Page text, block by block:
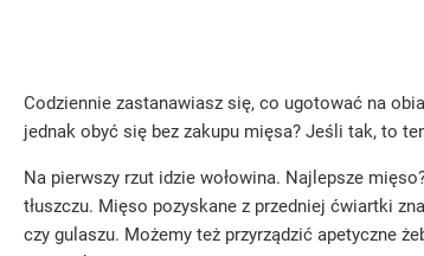
Codziennie zastanawiasz się, co ugotować na
jednak obyć się bez zakupu mięsa? Jeśli tak, to
Na pierwszy rzut idzie wołowina. Najlepsze
tłuszczu. Mięso pozyskane z przedniej ćwiartki
czy gulaszu. Możemy też przyrządzić apetyczne